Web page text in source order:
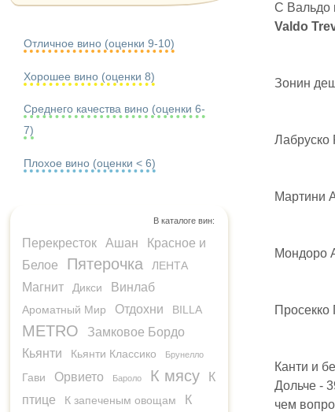
С Вальдо
Valdo
Зонин
Лабруско
Мартини
Мондоро
Просекко
Канти и
Дольче -
чем
Отличное вино (оценки 9-10)
Хорошее вино (оценки 8)
Среднего качества вино (оценки 6-
7)
Плохое вино (оценки < 6)
В каталоге вин:
Перекресток Ашан
Красное и
Белое
Пятерочка ЛЕНТА
Магнит Дикси Винлаб
Ароматный Мир Отдохни BILLA
METRO
Замковое Бордо
Кьянти
Кьянти Классико Брунелло
Гави Орвието Бароло К мясу
К
птице
К запеченым овощам
К